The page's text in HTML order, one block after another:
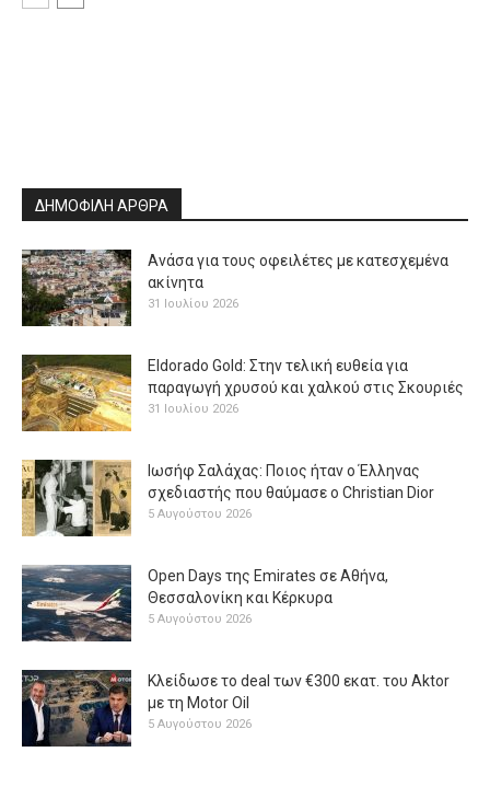
ΔΗΜΟΦΙΛΗ ΑΡΘΡΑ
Ανάσα για τους οφειλέτες με κατεσχεμένα
ακίνητα
31 Ιουλίου 2026
Eldorado Gold: Στην τελική ευθεία για
παραγωγή χρυσού και χαλκού στις Σκουριές
31 Ιουλίου 2026
Ιωσήφ Σαλάχας: Ποιος ήταν ο Έλληνας
σχεδιαστής που θαύμασε ο Christian Dior
5 Αυγούστου 2026
Open Days της Emirates σε Αθήνα,
Θεσσαλονίκη και Κέρκυρα
5 Αυγούστου 2026
Κλείδωσε το deal των €300 εκατ. του Aktor
με τη Μotor Oil
5 Αυγούστου 2026